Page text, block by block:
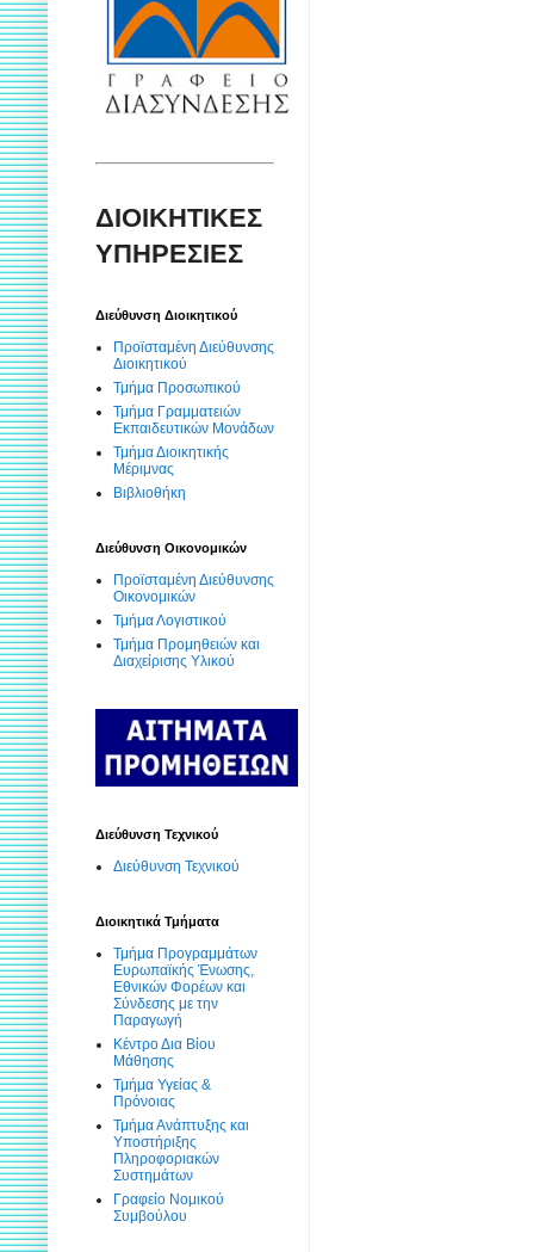
ΔΙΟΙΚΗΤΙΚΕΣ
ΥΠΗΡΕΣΙΕΣ
Διεύθυνση Διοικητικού
Προϊσταμένη Διεύθυνσης
Διοικητικού
Τμήμα Προσωπικού
Τμήμα Γραμματειών
Εκπαιδευτικών Μονάδων
Τμήμα Διοικητικής
Μέριμνας
Βιβλιοθήκη
Διεύθυνση Οικονομικών
Προϊσταμένη Διεύθυνσης
Οικονομικών
Τμήμα Λογιστικού
Τμήμα Προμηθειών και
Διαχείρισης Υλικού
Διεύθυνση Τεχνικού
Διεύθυνση Τεχνικού
Διοικητικά Τμήματα
Τμήμα Προγραμμάτων
Ευρωπαϊκής Ένωσης,
Εθνικών Φορέων και
Σύνδεσης με την
Παραγωγή
Κέντρο Δια Βίου
Μάθησης
Τμήμα Υγείας &
Πρόνοιας
Τμήμα Ανάπτυξης και
Υποστήριξης
Πληροφοριακών
Συστημάτων
Γραφείο Νομικού
Συμβούλου